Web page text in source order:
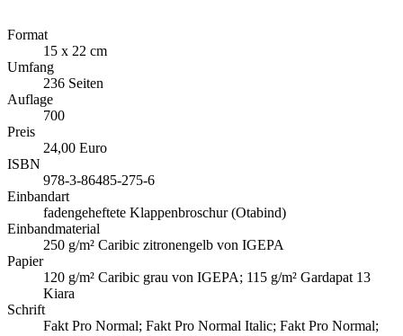
Format
15 x 22 cm
Umfang
236 Seiten
Auflage
700
Preis
24,00 Euro
ISBN
978-3-86485-275-6
Einbandart
fadengeheftete Klappenbroschur (Otabind)
Einbandmaterial
250 g/m² Caribic zitronengelb von IGEPA
Papier
120 g/m² Caribic grau von IGEPA; 115 g/m² Gardapat 13
Kiara
Schrift
Fakt Pro Normal; Fakt Pro Normal Italic; Fakt Pro Normal;